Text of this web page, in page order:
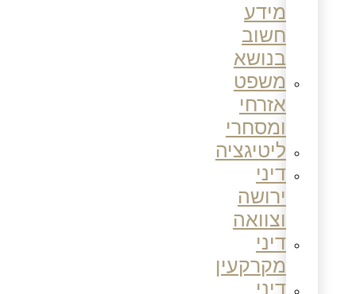
מידע
חשוב
בנושא
משפט
אזרחי
ומסחרי
ליטיגציה
דיני
ירושה
וצוואה
דיני
מקרקעין
דיני